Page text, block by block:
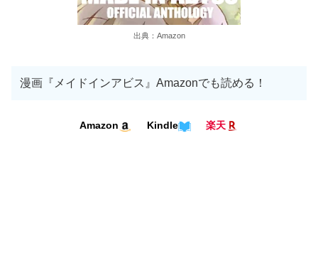
出典：Amazon
漫画『メイドインアビス』Amazonでも読める！
Amazon Kindle 楽天